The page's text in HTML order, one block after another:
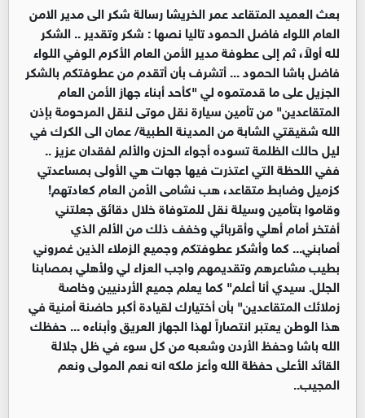
بعث العميد المتقاعد عمر الخريشا رسالة شكر الى مدير الامن
العام اللواء فاضل الحمود تاليا نصها : شكر وتقدير .. الشكر
لله أولاً، ثم إلى عطوفة مدير الأمن العام الأكرم الوفي اللواء
فاضل باشا الحمود ... أتشرف بأن أتقدم من عطوفتكم بالشكر
الجزيل على ما قدمتموه لي "كأحد أبناء جهاز الأمن العام
المتقاعدين" من تأمين سيارة نقل موتى لنقل المرحومة بإذن
الله شقيقتي الشابة من المدينة الطبية/ عمان الى الكرك في
ليل حالك الظلمة تسوده أجواء الحزن والألم لفقدان عزيز ..
ففي اللحظة التي اعتذرت فيها جهات هي الأولى بمساعدتي
كزميل وضابط متقاعد، هب نشامى الأمن العام كعادتهم!
وقاموا بتأمين وسيلة نقل للمتوفاة خلال دقائق جعلتني
أفتخر أمام أهلي وأقربائي وخفف ذلك من الألم الذي
أصابني... كما وأشكر عطوفتكم وجميع الزملاء الذين غمروني
بطيب مشاعرهم وتقديمهم واجب العزاء لي ولأهلي بمصابنا
الجلل. سيدي أنا أعلم" كما يعلم جميع الأردنيين وخاصة
زملائك المتقاعدين" بأن أختيارك لقيادة أكبر حاضنة أمنية في
هذا الوطن يعتبر انتصاراً لهذا الجهاز العريق وأبناءه ... حفظك
الله باشا وحفظ الأردن وشعبه من كل سوء في ظل جلالة
القائد الأعلى حفظة الله وأعز ملكه انه نعم المولى ونعم
المجيب..